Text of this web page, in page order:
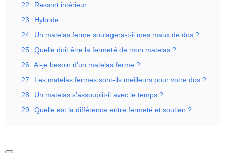
22. Ressort intérieur
23. Hybride
24. Un matelas ferme soulagera-t-il mes maux de dos ?
25. Quelle doit être la fermeté de mon matelas ?
26. Ai-je besoin d’un matelas ferme ?
27. Les matelas fermes sont-ils meilleurs pour votre dos ?
28. Un matelas s’assouplit-il avec le temps ?
29. Quelle est la différence entre fermeté et soutien ?